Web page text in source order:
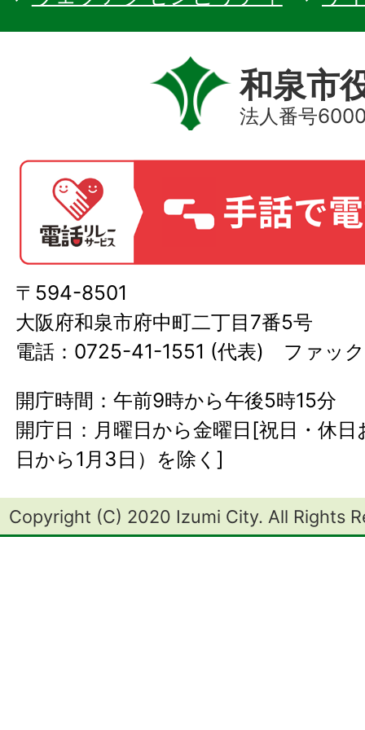
和泉市
法人番号
〒594-8501
大阪府和泉市府中町二丁目7番5号
電話：0725-41-1551 (代表) ファッ
開庁時間：午前9時から午後5時15分
開庁日：月曜日から金曜日[祝日・休
日から1月3日）を除く]
Copyright (C) 2020 Izumi City. All Rights